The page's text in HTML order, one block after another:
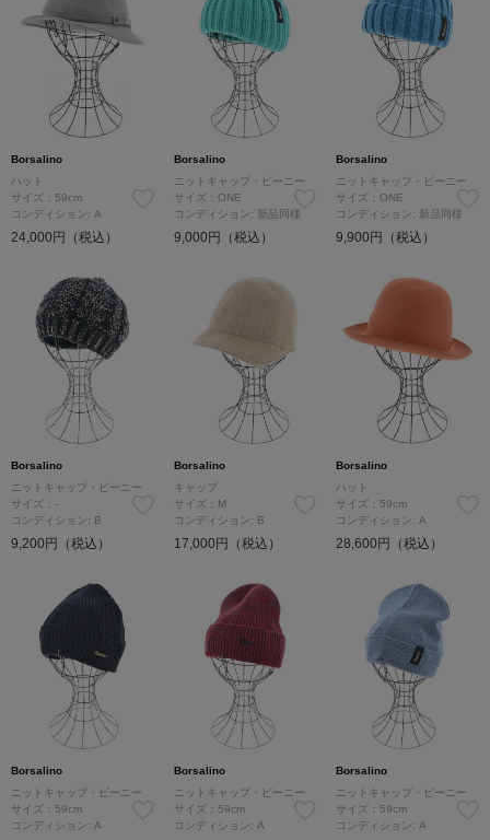
Borsalino
ハット
サイズ：59cm
コンディション: A
24,000円（税込）
Borsalino
ニットキャップ・ビーニー
サイズ：ONE
コンディション: 新品同様
9,000円（税込）
Borsalino
ニットキャップ・ビーニー
サイズ：ONE
コンディション: 新品同様
9,900円（税込）
Borsalino
ニットキャップ・ビーニー
サイズ：-
コンディション: B
9,200円（税込）
Borsalino
キャップ
サイズ：M
コンディション: B
17,000円（税込）
Borsalino
ハット
サイズ：59cm
コンディション: A
28,600円（税込）
Borsalino
ニットキャップ・ビーニー
サイズ：59cm
コンディション: A
Borsalino
ニットキャップ・ビーニー
サイズ：59cm
コンディション: A
Borsalino
ニットキャップ・ビーニー
サイズ：59cm
コンディション: A